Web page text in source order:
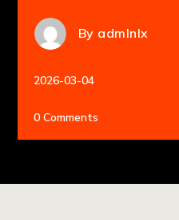
By admlnlx
2026-03-04
0 Comments